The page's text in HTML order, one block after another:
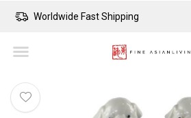
Worldwide Fast Shipping